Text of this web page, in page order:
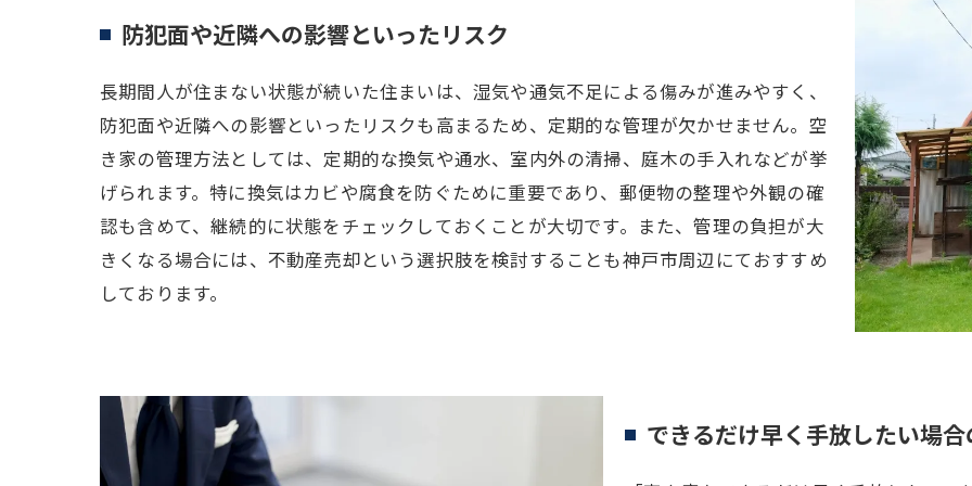
防犯面や近隣への影響といったリスク
長期間人が住まない状態が続いた住まいは、湿気や通気不足による傷みが進みやすく、
防犯面や近隣への影響といったリスクも高まるため、定期的な管理が欠かせません。空
き家の管理方法としては、定期的な換気や通水、室内外の清掃、庭木の手入れなどが挙
げられます。特に換気はカビや腐食を防ぐために重要であり、郵便物の整理や外観の確
認も含めて、継続的に状態をチェックしておくことが大切です。また、管理の負担が大
きくなる場合には、不動産売却という選択肢を検討することも神戸市周辺にておすすめ
しております。
できるだけ早く手放したい場